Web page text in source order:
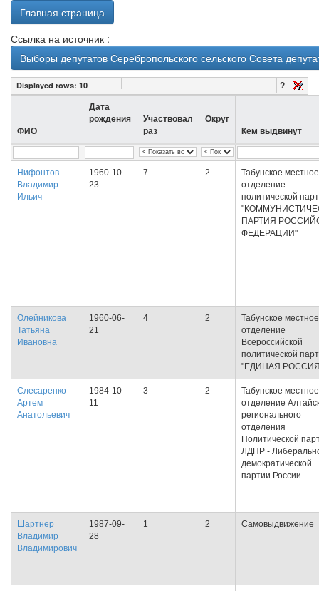
Главная страница
Ссылка на источник :
Выборы депутатов Серебропольского сельского Совета
Displayed rows: 10 ?
ФИО
Дата
рождения
Участвовал
раз
Округ
Кем выдвинут
Нифонтов
Владимир
Ильич
1960-10-
23
7 2
Табунское местное
отделение
политической
ПАРТИЯ
ФЕДЕРАЦИИ"
Олейникова
Татьяна
Ивановна
1960-06-
21
4 2
Табунское местное
отделение
Всероссийской
политической
"ЕДИНАЯ
Слесаренко
Артем
Анатольевич
1984-10-
11
3 2
Табунское местное
отделение
регионального
отделения
Политической
ЛДПР -
демократической
партии России
Шартнер
Владимир
Владимирович
1987-09-
28
1 2 Самовыдвижение